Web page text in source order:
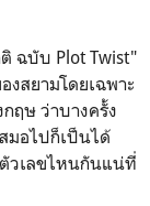
ฉบับ Plot Twist"
งสยามโดยเฉพาะ
ฤษ ว่าบางครั้ง
มอไปก็เป็นได้
วเลขไหนกันแน่ที่